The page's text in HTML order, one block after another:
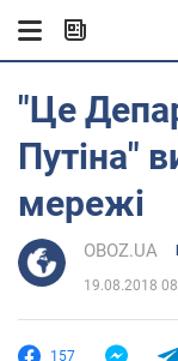
"Це
Путіна"
мережі
OBOZ.UA
19.08.2018
157